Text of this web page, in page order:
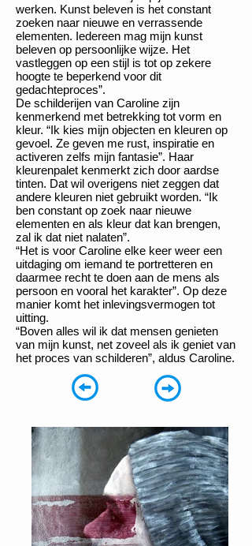
werken. Kunst beleven is het constant
zoeken naar nieuwe en verrassende
elementen. Iedereen mag mijn kunst
beleven op persoonlijke wijze. Het
vastleggen op een stijl is tot op zekere
hoogte te beperkend voor dit
gedachteproces”.
De schilderijen van Caroline zijn
kenmerkend met betrekking tot vorm en
kleur. “Ik kies mijn objecten en kleuren op
gevoel. Ze geven me rust, inspiratie en
activeren zelfs mijn fantasie”. Haar
kleurenpalet kenmerkt zich door aardse
tinten. Dat wil overigens niet zeggen dat
andere kleuren niet gebruikt worden. “Ik
ben constant op zoek naar nieuwe
elementen en als kleur dat kan brengen,
zal ik dat niet nalaten”.
“Het is voor Caroline elke keer weer een
uitdaging om iemand te portretteren en
daarmee recht te doen aan de mens als
persoon en vooral het karakter”. Op deze
manier komt het inlevingsvermogen tot
uitting.
“Boven alles wil ik dat mensen genieten
van mijn kunst, net zoveel als ik geniet van
het proces van schilderen”, aldus Caroline.